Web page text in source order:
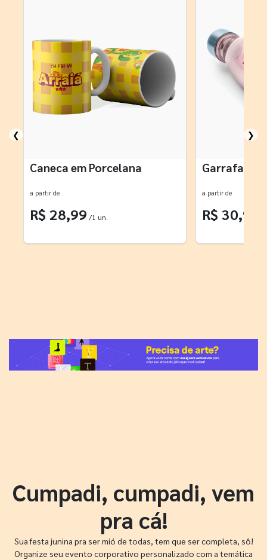
❮
Caneca em Porcelana
a partir de
R$ 28,99 /1 un.
Garrafa
a partir de
R$ 30,99
❯
Cumpadi, cumpadi, vem
pra cá!
Sua festa junina pra ser mió de todas, tem que ser completa, sô!
Organize seu evento corporativo personalizado com a temática